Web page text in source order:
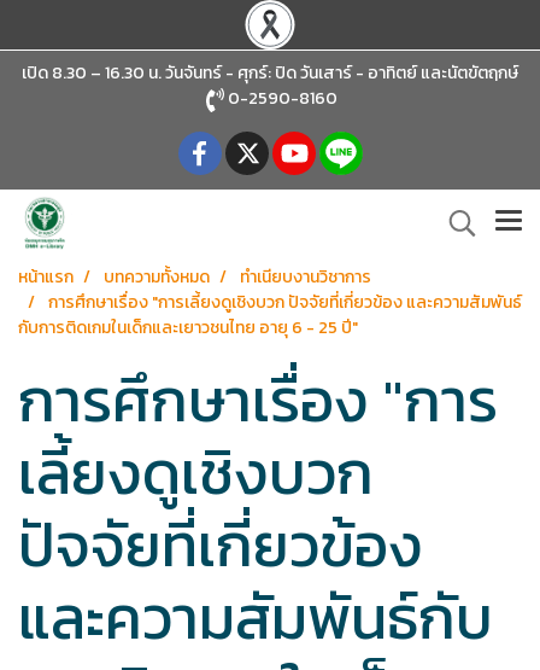
เปิด 8.30 – 16.30 น. วันจันทร์ - ศุกร์: ปิด วันเสาร์ - อาทิตย์และนัตขัตฤกษ์
0-2590-8160
หน้าแรก บทความทั้งหมด
ทำเนียบงานวิชาการ
การศึกษาเรื่อง "การเลี้ยงดูเชิงบวก ปัจจัยที่เกี่ยวข้อง และความสัมพันธ์
กับการติดเกมในเด็กและเยาวชนไทย อายุ 6 - 25 ปี"
การศึกษาเรื่อง "การ
เลี้ยงดูเชิงบวก
ปัจจัยที่เกี่ยวข้อง
และความสัมพันธ์กับ